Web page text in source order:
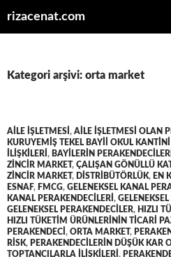
rizacenat.com
Kategori arşivi: orta market
AILE IŞLETMESI , AILE IŞLETMESI OLAN
KURUYEMIŞ TEKEL BAYII OKUL KANTINI
ILIŞKILERI , BAYILERIN
ZINCIR MARKET, ÇALIŞAN GÖNÜLLÜ
ZINCIR MARKET, DISTRIBÜTÖRLÜK, EN
ESNAF, FMCG, GELENEKSEL KANAL
KANAL PERAKENDECILERI ,
GELENEKSEL PERAKENDECILER, HIZLI
HIZLI TÜKETIM ÜRÜNLERININ TICARI
PERAKENDECI , ORTA MARKET,
RISK, PERAKENDECILERIN DÜŞÜK KAR
TOPTANCILARLA ILIŞKILERI ,